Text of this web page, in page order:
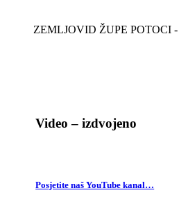
ZEMLJOVID ŽUPE POTOCI
Video – izdvojeno
Posjetite naš YouTube kanal…